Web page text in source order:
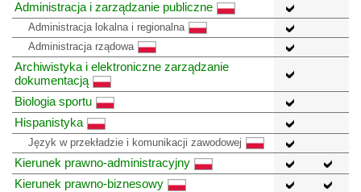
Administracja i zarządzanie publiczne
Administracja lokalna i regionalna
Administracja rządowa
Archiwistyka i elektroniczne zarządzanie
dokumentacją
Biologia sportu
Hispanistyka
Język w przekładzie i komunikacji zawodowej
Kierunek prawno-administracyjny
Kierunek prawno-biznesowy